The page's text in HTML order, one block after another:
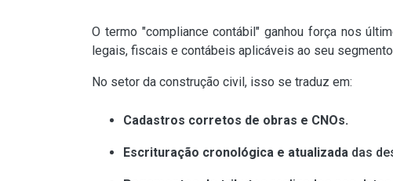
O termo "compliance contábil" ganhou força nos
legais, fiscais e contábeis aplicáveis ao seu
No setor da construção civil, isso se traduz em:
Cadastros corretos de obras e CNOs.
Escrituração cronológica e atualizada das